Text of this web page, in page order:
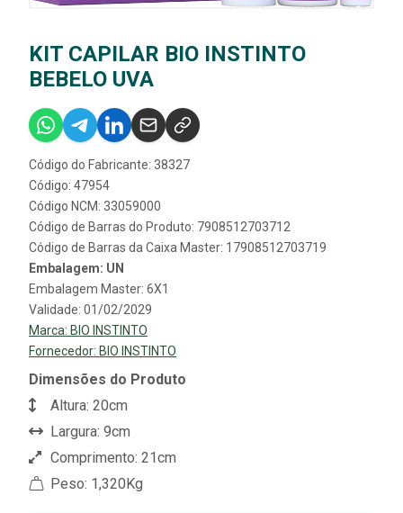
KIT CAPILAR BIO INSTINTO
BEBELO UVA
Código do Fabricante: 38327
Código: 47954
Código NCM: 33059000
Código de Barras do Produto: 7908512703712
Código de Barras da Caixa Master: 17908512703719
Embalagem: UN
Embalagem Master: 6X1
Validade: 01/02/2029
Marca: BIO INSTINTO
Fornecedor: BIO INSTINTO
Dimensões do Produto
Altura: 20cm
Largura: 9cm
Comprimento: 21cm
Peso: 1,320Kg